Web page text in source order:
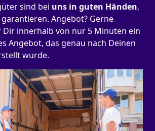
sind bei uns in guten Händen,
Angebot? Gerne
innerhalb von nur 5 Minuten ein
Angebot, das genau nach Deinen
wurde.